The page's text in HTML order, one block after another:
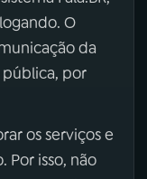
O
da
por
os serviços e
Por isso, não